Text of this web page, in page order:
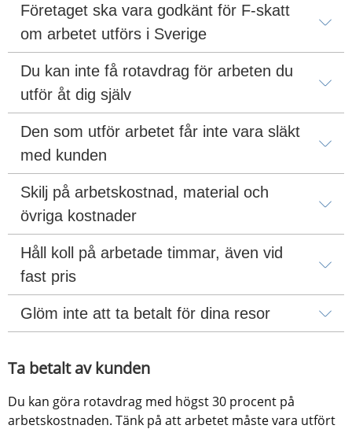
Företaget ska vara godkänt för F-skatt
om arbetet utförs i Sverige
Du kan inte få rotavdrag för arbeten du
utför åt dig själv
Den som utför arbetet får inte vara släkt
med kunden
Skilj på arbetskostnad, material och
övriga kostnader
Håll koll på arbetade timmar, även vid
fast pris
Glöm inte att ta betalt för dina resor
Ta betalt av kunden
Du kan göra rotavdrag med högst 30 procent på
arbetskostnaden. Tänk på att arbetet måste vara utfört